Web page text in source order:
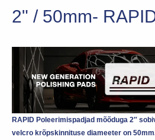
2" / 50mm-
RAPID Poleerimispadjad mõõduga 2″
velcro krõpskinnituse diameeter on